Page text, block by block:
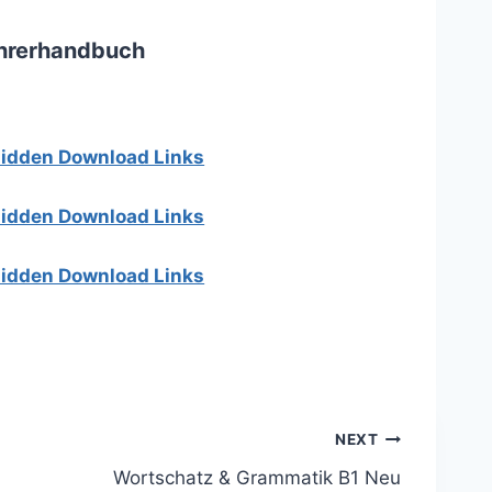
Download Links
Download Links
Download Links
NEXT
Wortschatz & Grammatik B1 Neu